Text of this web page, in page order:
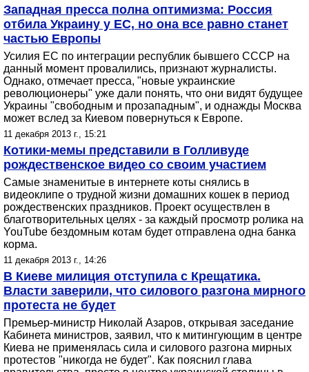
Западная пресса полна оптимизма: Россия
отбила Украину у ЕС, но она все равно станет
частью Европы
Усилия ЕС по интеграции республик бывшего СССР на
данный момент провалились, признают журналисты.
Однако, отмечает пресса, "новые украинские
революционеры" уже дали понять, что они видят будущее
Украины "свободным и прозападным", и однажды Москва
может вслед за Киевом повернуться к Европе.
11 декабря 2013 г., 15:21
Котики-мемы представили в Голливуде
рождественское видео со своим участием
Самые знаменитые в интернете коты снялись в
видеоклипе о трудной жизни домашних кошек в период
рождественских праздников. Проект осуществлен в
благотворительных целях - за каждый просмотр ролика на
YouTube бездомным котам будет отправлена одна банка
корма.
11 декабря 2013 г., 14:26
В Киеве милиция отступила с Крещатика.
Власти заверили, что силового разгона мирного
протеста не будет
Премьер-министр Николай Азаров, открывая заседание
Кабинета министров, заявил, что к митингующим в центре
Киева не применялась сила и силового разгона мирных
протестов "никогда не будет". Как пояснил глава